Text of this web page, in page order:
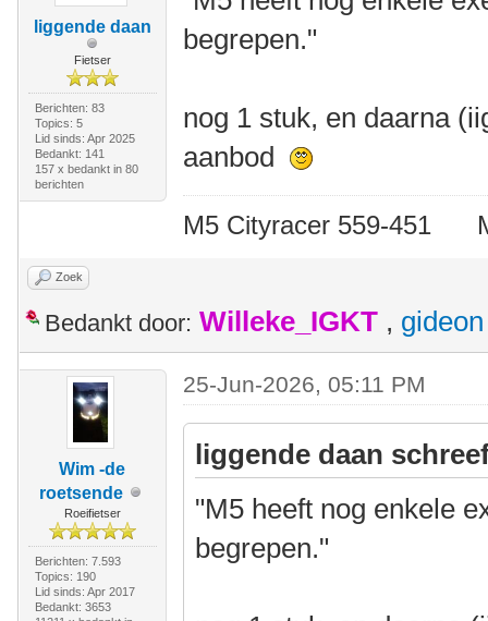
liggende daan
Fietser
Berichten: 83
Topics: 5
Lid sinds: Apr 2025
Bedankt: 141
157 x bedankt in 80
berichten
begrepen."
nog 1 stuk, en daarna
aanbod
M5 Cityracer 559-451
Zoek
Bedankt door: Willeke_IGKT , gideon
Wim -de
roetsende
Roeifietser
Berichten: 7.593
Topics: 190
Lid sinds: Apr 2017
Bedankt: 3653
25-Jun-2026, 05:11 PM
liggende daan
"M5 heeft nog enkele
begrepen."